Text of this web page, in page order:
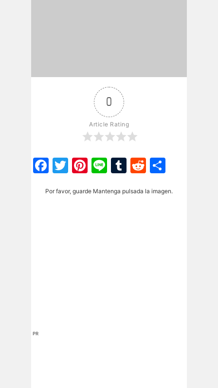
0
Article Rating
Facebook
Twitter
Pinterest
LineTumblr
Reddit
Por favor, guarde Mantenga pulsada la imagen.
PR